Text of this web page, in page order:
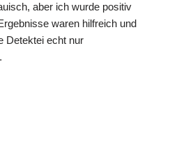
aber ich wurde positiv
waren hilfreich und
Detektei echt nur